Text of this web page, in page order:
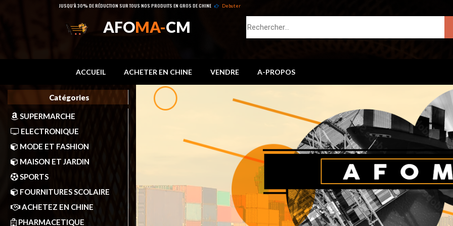
JUSQU’À 30% DE RÉDUCTION SUR TOUS NOS PRODUITS EN GROS DE CHINE Debuter
AFOMA-CM
ACCUEIL ACHETER EN CHINE VENDRE A-PROPOS
Catégories
SUPERMARCHE
ELECTRONIQUE
MODE ET FASHION
MAISON ET JARDIN
SPORTS
FOURNITURES SCOLAIRE
ACHETEZ EN CHINE
PHARMACETIQUE